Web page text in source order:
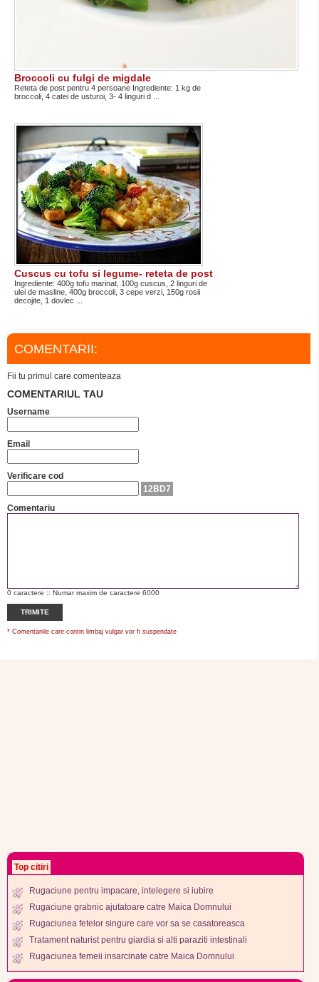
Broccoli cu fulgi de migdale
Reteta de post pentru 4 persoane Ingrediente: 1 kg de
broccoli, 4 catei de usturoi, 3- 4 linguri d ...
Cuscus cu tofu si legume- reteta de post
Ingrediente: 400g tofu marinat, 100g cuscus, 2 linguri de
ulei de masline, 400g broccoli, 3 cepe verzi, 150g rosii
decojite, 1 dovlec ...
COMENTARII:
Fii tu primul care comenteaza
COMENTARIUL TAU
Username
Email
Verificare cod
12BD7
Comentariu
0 caractere :: Numar maxim de caractere 6000
TRIMITE
* Comentariile care contin limbaj vulgar vor fi suspendate
Top citiri
Rugaciune pentru impacare, intelegere si iubire
Rugaciune grabnic ajutatoare catre Maica Domnului
Rugaciunea fetelor singure care vor sa se casatoreasca
Tratament naturist pentru giardia si alti paraziti intestinali
Rugaciunea femeii insarcinate catre Maica Domnului